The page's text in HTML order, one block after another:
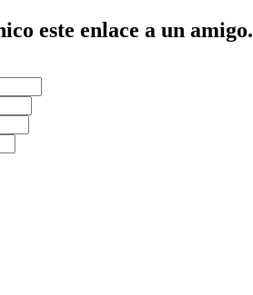
este enlace a un amigo.